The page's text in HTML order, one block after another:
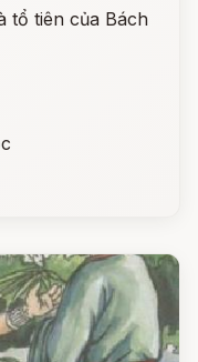
tổ tiên của Bách